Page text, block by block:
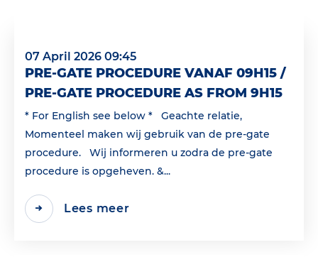
07 April 2026 09:45
PRE-GATE PROCEDURE VANAF 09H15 /
PRE-GATE PROCEDURE AS FROM 9H15
* For English see below * Geachte relatie,
Momenteel maken wij gebruik van de pre-gate
procedure. Wij informeren u zodra de pre-gate
procedure is opgeheven. &...
Lees meer